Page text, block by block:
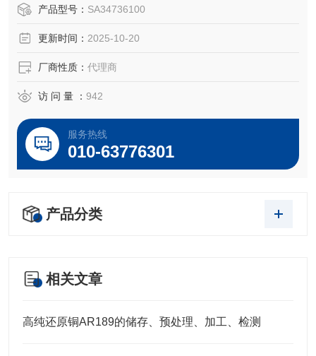
OEM厂商；我们提供的所有产品都是高质量高性价的，适用
产品型号： SA34736100
更新时间： 2025-10-20
厂商性质： 代理商
访 问 量 ： 942
服务热线
010-63776301
产品分类
相关文章
高纯还原铜AR189的储存、预处理、加工、检测